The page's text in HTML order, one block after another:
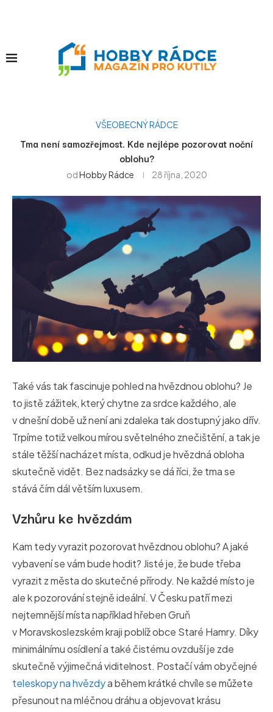
VŠEOBECNÝ RÁDCE
Tma není samozřejmost. Kde nejlépe pozorovat noční
oblohu?
odHobby Rádce 28 října, 2020
Také vás tak fascinuje pohled na hvězdnou oblohu? Je
to jistě zážitek, který chytne za srdce každého, ale
v dnešní době už není ani zdaleka tak dostupný jako dřív.
Trpíme totiž velkou mírou světelného znečištění, a tak je
stále těžší nacházet místa, odkud je hvězdná obloha
skutečně vidět. Bez nadsázky se dá říci, že tma se
stává čím dál větším luxusem.
Vzhůru ke hvězdám
Kam tedy vyrazit pozorovat hvězdnou oblohu? A jaké
vybavení se vám bude hodit? Jisté je, že bude třeba
vyrazit z města do skutečné přírody. Ne každé místo je
ale k pozorování stejně ideální. V Česku patří mezi
nejtemnější místa například hřeben Gruň
v Moravskoslezském kraji poblíž obce Staré Hamry. Díky
minimálnímu osídlení a také čistému ovzduší je zde
skutečně výjimečná viditelnost. Postačí vám obyčejné
teleskopy na hvězdya během krátké chvíle se můžete
přesunout na mléčnou dráhu a objevovat krásu